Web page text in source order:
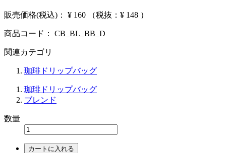
販売価格(税込)： ¥ 160 （税抜：¥ 148 ）
商品コード： CB_BL_BB_D
関連カテゴリ
珈琲ドリップバッグ
珈琲ドリップバッグ
ブレンド
数量
カートに入れる